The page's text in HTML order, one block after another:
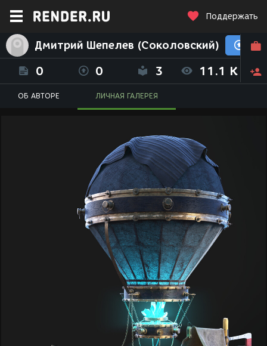
Поддержать
Дмитрий Шепелев (Соколовский)
0 0 3 11.1 K
ОБ АВТОРЕ ЛИЧНАЯ ГАЛЕРЕЯ